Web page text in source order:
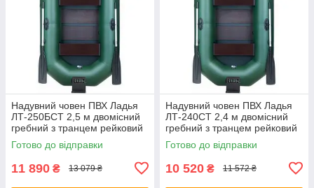
Надувний човен ПВХ Ладья
ЛТ-250БСТ 2,5 м двомісний
гребний з транцем рейковий
настил привальний брус
стаціонарні сидіння
Готово до відправки
11 890 ₴ 13 079 ₴
Надувний човен ПВХ Ладья
ЛТ-240СТ 2,4 м двомісний
гребний з транцем рейковий
настил стаціонарні сидіння
Готово до відправки
10 520 ₴ 11 572 ₴